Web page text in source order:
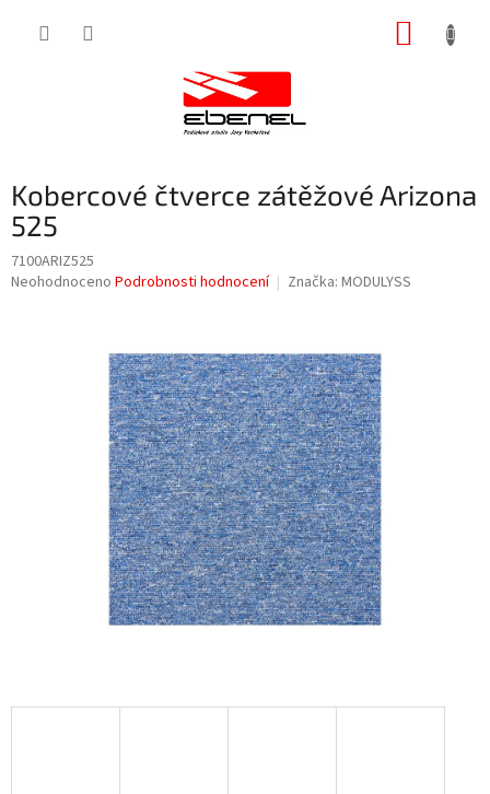
Kobercové čtverce zátěžové Arizona
525
7100ARIZ525
Průměrné
Neohodnoceno Podrobnosti hodnocení Značka: MODULYSS